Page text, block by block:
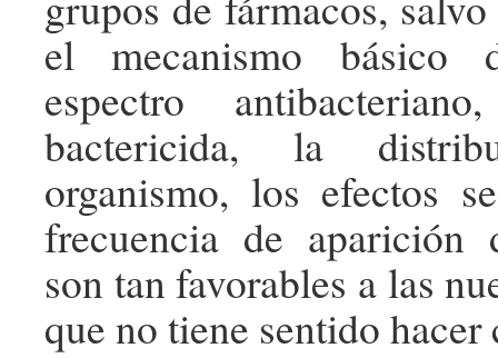
el mecanismo básico
espectro
bactericida, la
organismo, los efectos
frecuencia de aparición
son tan favorables a las
que no tiene sentido